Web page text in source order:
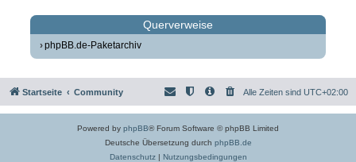
Querverweise
phpBB.de-Paketarchiv
Startseite Community Alle Zeiten sind UTC+02:00
Powered by phpBB® Forum Software © phpBB Limited
Deutsche Übersetzung durch phpBB.de
Datenschutz| Nutzungsbedingungen